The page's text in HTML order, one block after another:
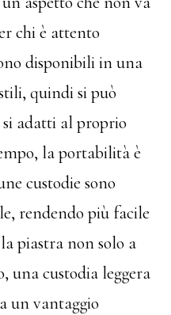
chi è attento
disponibili in una
quindi si può
si adatti al proprio
la portabilità è
custodie sono
rendendo più facile
piastra non solo a
una custodia leggera
un vantaggio